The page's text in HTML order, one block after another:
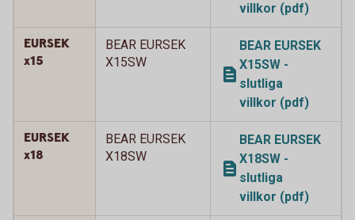
villkor (pdf)
EURSEK
x15
BEAR EURSEK
X15SW
BEAR EURSEK
X15SW -
slutliga
villkor (pdf)
EURSEK
x18
BEAR EURSEK
X18SW
BEAR EURSEK
X18SW -
slutliga
villkor (pdf)